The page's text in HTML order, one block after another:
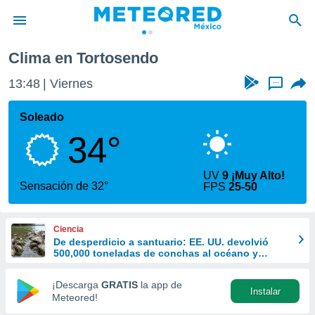
de
ha sido
calidad.
a este
las
y
forma
digital
basada
Clima en Tortosendo
13:48 Viernes ...
Soleado
34°
Sensación de 32°
UV9 ¡Muy Alto!
FPS25-50
Ciencia
De desperdicio a santuario: EE. UU. devolvió
500,000 toneladas de conchas al océano y
¡Descarga GRATIS la app de
Meteored!
Instalar